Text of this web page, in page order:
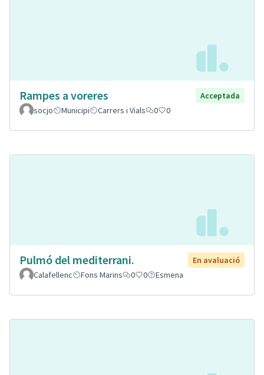
Rampes a voreres
Acceptada
socjo
Municipi Carrers i Vials 0 0
Pulmó del mediterrani.
En avaluació
Calafellenc
Fons Marins 0 0 Esmena